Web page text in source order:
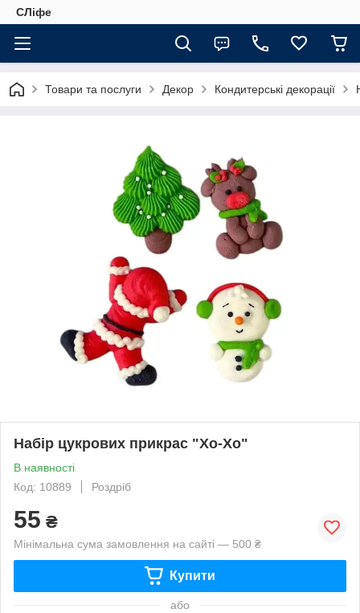
СЛіфе
Товари та послуги Декор Кондитерські декорації
Набір цукрових прикрас "Хо-Хо"
В наявності
Код: 10889
Роздріб
55 ₴
Мінімальна сума замовлення на сайті — 500 ₴
Купити
або